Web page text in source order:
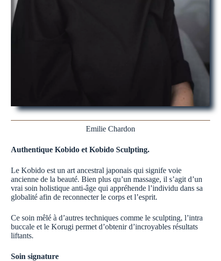
Emilie Chardon
Authentique Kobido et Kobido Sculpting.
Le Kobido est un art ancestral japonais qui signife voie
ancienne de la beauté. Bien plus qu’un massage, il s’agit d’un
vrai soin holistique anti-âge qui appréhende l’individu dans sa
globalité afin de reconnecter le corps et l’esprit.
Ce soin mêlé à d’autres techniques comme le sculpting, l’intra
buccale et le Korugi permet d’obtenir d’incroyables résultats
liftants.
Soin signature